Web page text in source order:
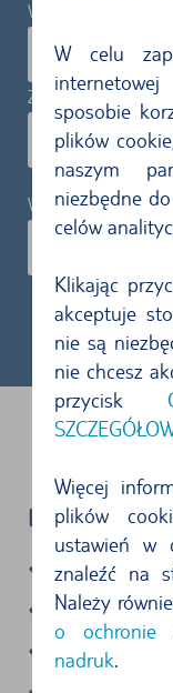
W celu
sposobie
plików
naszym
niezbędne
celów
Klikając
akceptuje
nie są
nie chcesz
przycisk
Więcej
plików
ustawień w
znaleźć na
Należy
o ochronie
nadruk.
Wynajem:
04.09.2026
Zwrot:
11.09.2026
Wiek Kierowcy:
KORZYŚCI: